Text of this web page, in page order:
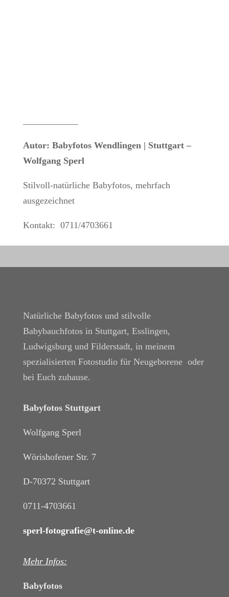
Autor: Babyfotos Wendlingen | Stuttgart –
Wolfgang Sperl
Stilvoll-natürliche Babyfotos, mehrfach
ausgezeichnet
Kontakt: 0711/4703661
Natürliche Babyfotos und stilvolle
Babybauchfotos in Stuttgart, Esslingen,
Ludwigsburg und Filderstadt, in meinem
spezialisierten Fotostudio für Neugeborene oder
bei Euch zuhause.
Babyfotos Stuttgart
Wolfgang Sperl
Wörishofener Str. 7
D-70372 Stuttgart
0711-4703661
sperl-fotografie@t-online.de
Mehr Infos:
Babyfotos